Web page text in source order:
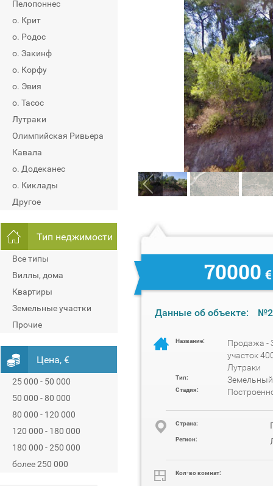
Пелопоннес
о. Крит
о. Родос
о. Закинф
о. Корфу
о. Эвия
о. Тасос
Лутраки
Олимпийская Ривьера
Кавала
о. Додеканес
о. Киклады
Другое
Тип неджимости
Все типы
Виллы, дома
Квартиры
Земельные участки
Прочие
Цена, €
25 000 - 50 000
50 000 - 80 000
80 000 - 120 000
120 000 - 180 000
180 000 - 250 000
более 250 000
70000 €
Данные об объекте:
Название:
Продажа -
участок
Лутраки
Тип: Земельный
Стадия:
Cтрана:
Регион:
Кол-во комнат: